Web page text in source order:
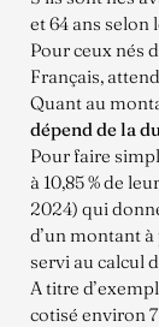
et 64 ans selon
Pour ceux nés
Français,
Quant au
dépend de la
Pour faire
à 10,85 % de
2024) qui
d’un montant
servi au calcul
A titre
cotisé environ 7